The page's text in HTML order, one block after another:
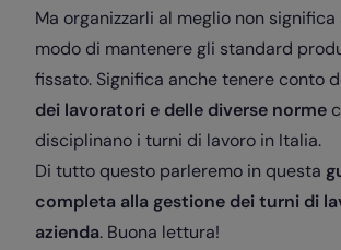
Ma organizzarli al meglio non
modo di mantenere gli standard
fissato. Significa anche tenere conto
dei lavoratori e delle diverse norme
disciplinano i turni di lavoro in Italia.
Di tutto questo parleremo in questa
completa alla gestione dei turni di
azienda. Buona lettura!